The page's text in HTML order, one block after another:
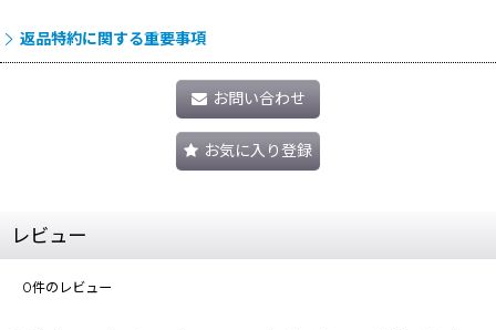
返品特約に関する重要事項
お問い合わせ
お気に入り登録
レビュー
0件のレビュー